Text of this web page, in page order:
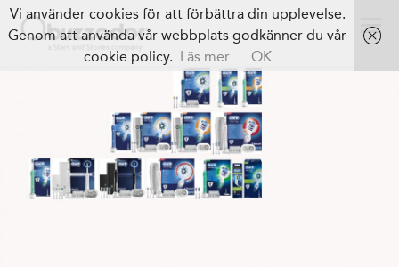
Vi använder cookies för att förbättra din upplevelse.
Genom att använda vår webbplats godkänner du vår
cookie policy. Läs mer OK